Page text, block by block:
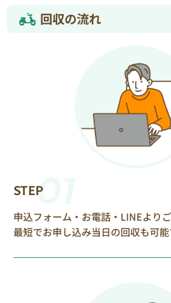
回収の流れ
STEP01
申込フォーム・お電話・LINEより
最短でお申し込み当日の回収も可能